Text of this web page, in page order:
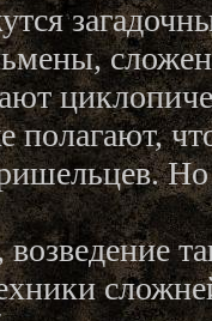
полагают,
Но